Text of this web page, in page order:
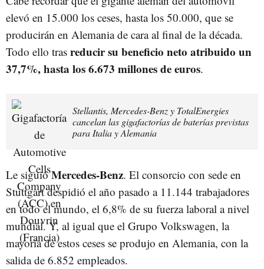
elevó en 15.000 los ceses, hasta los 50.000, que se
producirán en Alemania de cara al final de la década.
Todo ello tras reducir su beneficio neto atribuido un
37,7%, hasta los 6.673 millones de euros.
Stellantis, Mercedes-Benz y TotalEnergies
cancelan las gigafactorías de baterías previstas
para Italia y Alemania
Le siguióMercedes-Benz. El consorcio con sede en
Stuttgart despidió el año pasado a 11.144 trabajadores
en todo el mundo, el 6,8% de su fuerza laboral a nivel
mundial. Y, al igual que el Grupo Volkswagen, la
mayoría de estos ceses se produjo en Alemania, con la
salida de 6.852 empleados.